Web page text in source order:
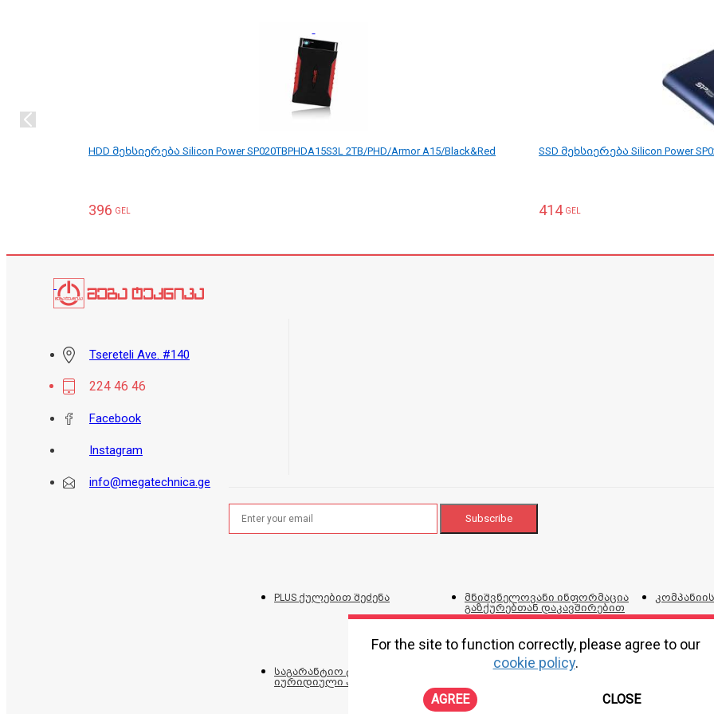
HDD მეხსიერება Silicon Power SP020TBPHDA15S3L 2TB/PHD/Armor A15/Black&Red
396 GEL
SSD მეხსიერება Silicon Power
414 GEL
Tsereteli Ave. #140
224 46 46
Facebook
Instagram
info@megatechnica.ge
PLUS ქულებით შეძენა მნიშვნელოვანი ინფორმაცია
გაზქურებთან დაკავშირებით
და
საგარანტიო ტალონი
იურიდიული პირებისთვის
პროდუქციის შეკეთების,
პოლიტიკა
ონლაინ
For the site to function correctly, please agree to our
cookie policy.
AGREE CLOSE